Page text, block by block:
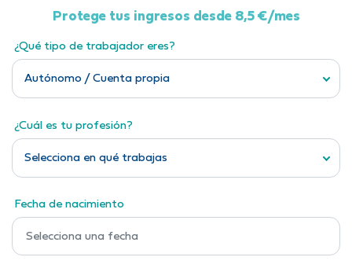
Protege tus ingresos desde 8,5 €/mes
¿Qué tipo de trabajador eres?
Autónomo / Cuenta propia
¿Cuál es tu profesión?
Selecciona en qué trabajas
Fecha de nacimiento